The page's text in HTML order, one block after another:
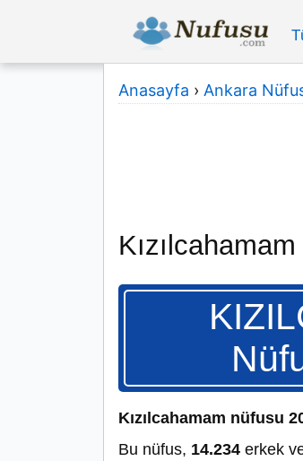
Anasayfa › Ankara
Kızılcahamam nüfusu
Bu nüfus, 14.234 erkek